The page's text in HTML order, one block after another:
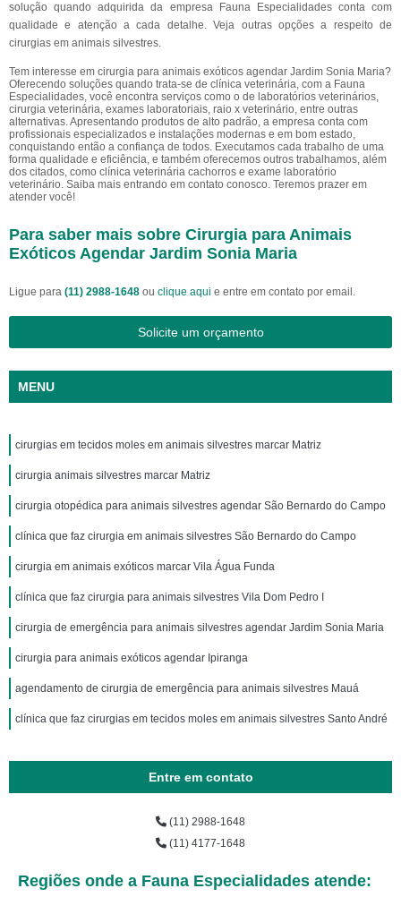
solução quando adquirida da empresa Fauna Especialidades conta com
qualidade e atenção a cada detalhe. Veja outras opções a respeito de
cirurgias em animais silvestres.
Tem interesse em cirurgia para animais exóticos agendar Jardim Sonia Maria?
Oferecendo soluções quando trata-se de clínica veterinária, com a Fauna
Especialidades, você encontra serviços como o de laboratórios veterinários,
cirurgia veterinária, exames laboratoriais, raio x veterinário, entre outras
alternativas. Apresentando produtos de alto padrão, a empresa conta com
profissionais especializados e instalações modernas e em bom estado,
conquistando então a confiança de todos. Executamos cada trabalho de uma
forma qualidade e eficiência, e também oferecemos outros trabalhamos, além
dos citados, como clínica veterinária cachorros e exame laboratório
veterinário. Saiba mais entrando em contato conosco. Teremos prazer em
atender você!
Para saber mais sobre Cirurgia para Animais
Exóticos Agendar Jardim Sonia Maria
Ligue para (11) 2988-1648 ou clique aqui e entre em contato por email.
Solicite um orçamento
MENU
cirurgias em tecidos moles em animais silvestres marcar Matriz
cirurgia animais silvestres marcar Matriz
cirurgia otopédica para animais silvestres agendar São Bernardo do Campo
clínica que faz cirurgia em animais silvestres São Bernardo do Campo
cirurgia em animais exóticos marcar Vila Água Funda
clínica que faz cirurgia para animais silvestres Vila Dom Pedro I
cirurgia de emergência para animais silvestres agendar Jardim Sonia Maria
cirurgia para animais exóticos agendar Ipiranga
agendamento de cirurgia de emergência para animais silvestres Mauá
clínica que faz cirurgias em tecidos moles em animais silvestres Santo André
Entre em contato
(11) 2988-1648
(11) 4177-1648
Regiões onde a Fauna Especialidades atende: